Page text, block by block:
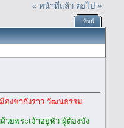
« หน้าที่แล้ว ต่อไป »
พิมพ์
องชากังราว วัฒนธรรม
ยพระเจ้าอยู่หัว ผู้ต้องขัง